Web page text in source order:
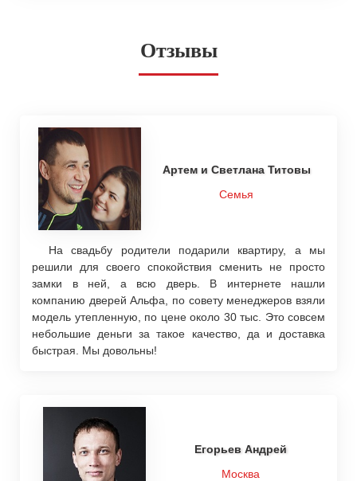
Отзывы
Артем и Светлана Титовы
Семья
На свадьбу родители подарили квартиру, а мы
решили для своего спокойствия сменить не просто
замки в ней, а всю дверь. В интернете нашли
компанию дверей Альфа, по совету менеджеров взяли
модель утепленную, по цене около 30 тыс. Это совсем
небольшие деньги за такое качество, да и доставка
быстрая. Мы довольны!
Егорьев Андрей
Москва